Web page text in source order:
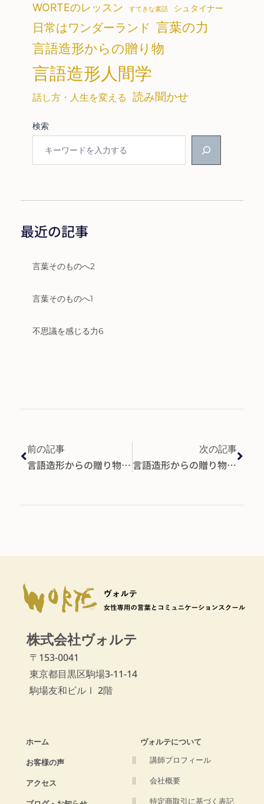
WORTEのレッスン すてきな素話 シュタイナー
日常はワンダーランド 言葉の力
言語造形からの贈り物
言語造形人間学
話し方・人生を変える 読み聞かせ
検索
最近の記事
言葉そのものへ2
言葉そのものへ1
不思議を感じる力6
前の記事
言語造形からの贈り物08～お子さんの言葉の遅れ～
次の記事
言語造形からの贈り物10～周囲の大人の声かけその２～
株式会社ヴォルテ
〒153-0041
東京都目黒区駒場3-11-14
駒場友和ビルⅠ 2階
ホーム
お客様の声
アクセス
ヴォルテについて
講師プロフィール
会社概要
特定商取引に基づく表記